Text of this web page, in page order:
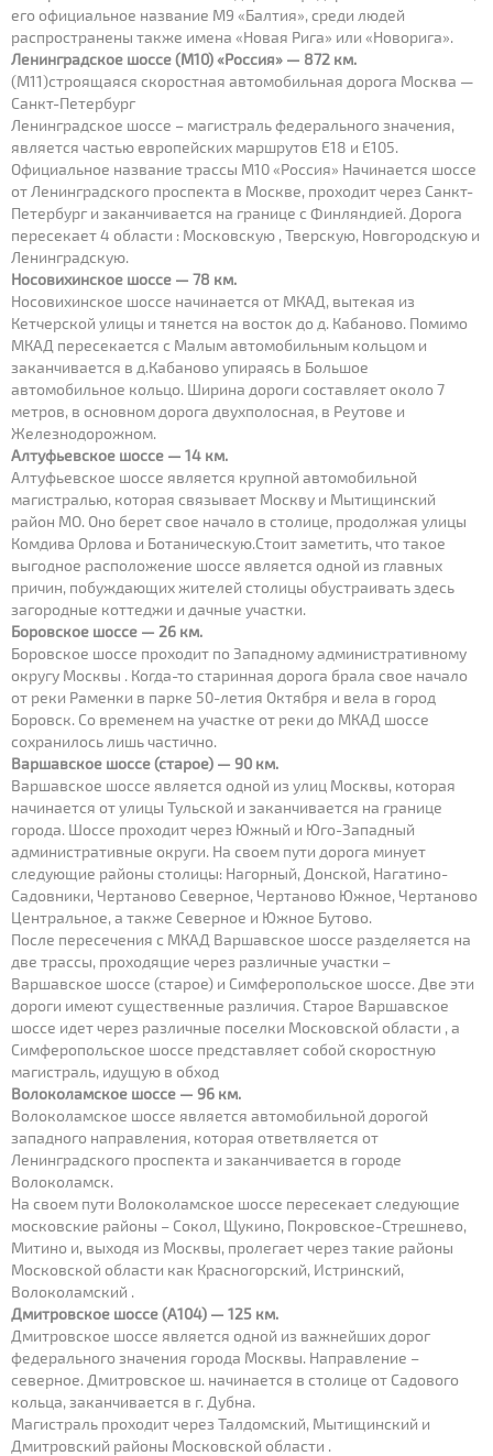
его официальное название М9 «Балтия», среди людей
распространены также имена «Новая Рига» или «Новорига».
Ленинградское шоссе (М10) «Россия» — 872 км.
(М11)строящаяся скоростная автомобильная дорога Москва —
Санкт-Петербург
Ленинградское шоссе – магистраль федерального значения,
является частью европейских маршрутов Е18 и Е105.
Официальное название трассы М10 «Россия» Начинается шоссе
от Ленинградского проспекта в Москве, проходит через Санкт-
Петербург и заканчивается на границе с Финляндией. Дорога
пересекает 4 области : Московскую , Тверскую, Новгородскую и
Ленинградскую.
Носовихинское шоссе — 78 км.
Носовихинское шоссе начинается от МКАД, вытекая из
Кетчерской улицы и тянется на восток до д. Кабаново. Помимо
МКАД пересекается с Малым автомобильным кольцом и
заканчивается в д.Кабаново упираясь в Большое
автомобильное кольцо. Ширина дороги составляет около 7
метров, в основном дорога двухполосная, в Реутове и
Железнодорожном.
Алтуфьевское шоссе — 14 км.
Алтуфьевское шоссе является крупной автомобильной
магистралью, которая связывает Москву и Мытищинский
район МО. Оно берет свое начало в столице, продолжая улицы
Комдива Орлова и Ботаническую.Стоит заметить, что такое
выгодное расположение шоссе является одной из главных
причин, побуждающих жителей столицы обустраивать здесь
загородные коттеджи и дачные участки.
Боровское шоссе — 26 км.
Боровское шоссе проходит по Западному административному
округу Москвы . Когда-то старинная дорога брала свое начало
от реки Раменки в парке 50-летия Октября и вела в город
Боровск. Со временем на участке от реки до МКАД шоссе
сохранилось лишь частично.
Варшавское шоссе (старое) — 90 км.
Варшавское шоссе является одной из улиц Москвы, которая
начинается от улицы Тульской и заканчивается на границе
города. Шоссе проходит через Южный и Юго-Западный
административные округи. На своем пути дорога минует
следующие районы столицы: Нагорный, Донской, Нагатино-
Садовники, Чертаново Северное, Чертаново Южное, Чертаново
Центральное, а также Северное и Южное Бутово.
После пересечения с МКАД Варшавское шоссе разделяется на
две трассы, проходящие через различные участки –
Варшавское шоссе (старое) и Симферопольское шоссе. Две эти
дороги имеют существенные различия. Старое Варшавское
шоссе идет через различные поселки Московской области , а
Симферопольское шоссе представляет собой скоростную
магистраль, идущую в обход
Волоколамское шоссе — 96 км.
Волоколамское шоссе является автомобильной дорогой
западного направления, которая ответвляется от
Ленинградского проспекта и заканчивается в городе
Волоколамск.
На своем пути Волоколамское шоссе пересекает следующие
московские районы – Сокол, Щукино, Покровское-Стрешнево,
Митино и, выходя из Москвы, пролегает через такие районы
Московской области как Красногорский, Истринский,
Волоколамский .
Дмитровское шоссе (А104) — 125 км.
Дмитровское шоссе является одной из важнейших дорог
федерального значения города Москвы. Направление –
северное. Дмитровское ш. начинается в столице от Садового
кольца, заканчивается в г. Дубна.
Магистраль проходит через Талдомский, Мытищинский и
Дмитровский районы Московской области .